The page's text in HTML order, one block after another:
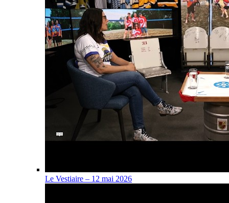
Le Vestiaire – 12 mai 2026